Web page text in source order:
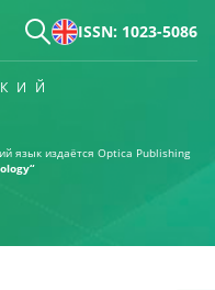
ISSN: 1023-5086
язык издаётся Optica Publishing